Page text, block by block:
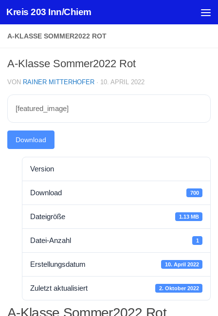
Zum Inhalt springen
Kreis 203 Inn/Chiem
A-KLASSE SOMMER2022 ROT
A-Klasse Sommer2022 Rot
VON RAINER MITTERHOFER · 10. APRIL 2022
[featured_image]
Download
Version
Download 700
Dateigröße 1.13 MB
Datei-Anzahl 1
Erstellungsdatum 10. April 2022
Zuletzt aktualisiert 2. Oktober 2022
A-Klasse Sommer2022 Rot